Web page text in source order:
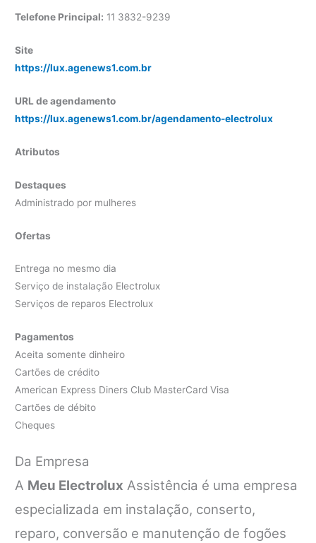
Telefone Principal: 11 3832-9239
Site
https://lux.agenews1.com.br
URL de agendamento
https://lux.agenews1.com.br/agendamento-electrolux
Atributos
Destaques
Administrado por mulheres
Ofertas
Entrega no mesmo dia
Serviço de instalação Electrolux
Serviços de reparos Electrolux
Pagamentos
Aceita somente dinheiro
Cartões de crédito
American Express Diners Club MasterCard Visa
Cartões de débito
Cheques
Da Empresa
A Meu Electrolux Assistência é uma empresa
especializada em instalação, conserto,
reparo, conversão e manutenção de fogões